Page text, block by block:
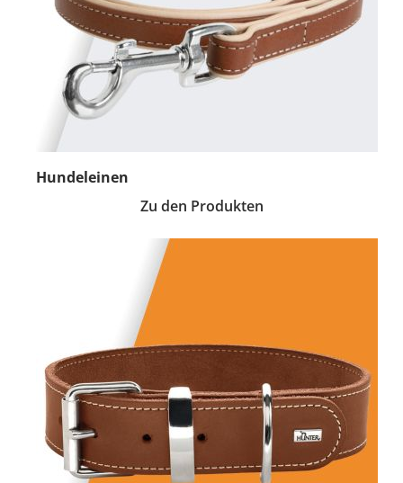
Hundeleinen
Zu den Produkten